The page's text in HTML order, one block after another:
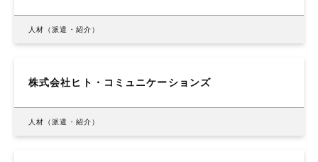
人材（派遣・紹介）
株式会社ヒト・コミュニケーションズ
人材（派遣・紹介）